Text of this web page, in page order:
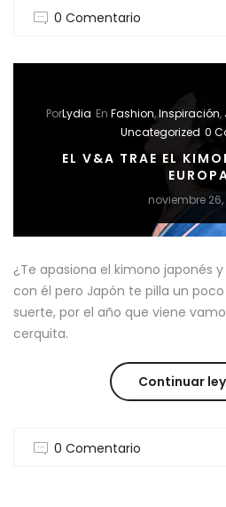
0 Comentario
PorLydia En Fashion,Inspiración,
Uncategorized 0
EL V&A TRAE EL
noviembre 26,
¿Te apasiona el kimono japonés
con él pero Japón te pilla un
suerte, por el año que viene
cerquita.
Continuar
0 Comentario